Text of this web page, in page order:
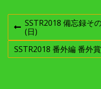
投
稿
前
の
投
稿
SSTR2018 備忘録
(日)
次
の
SSTR2018 番外編 番外